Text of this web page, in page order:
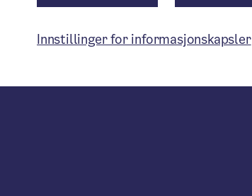
Kontakt
Innstillinger for informasjonskapsler